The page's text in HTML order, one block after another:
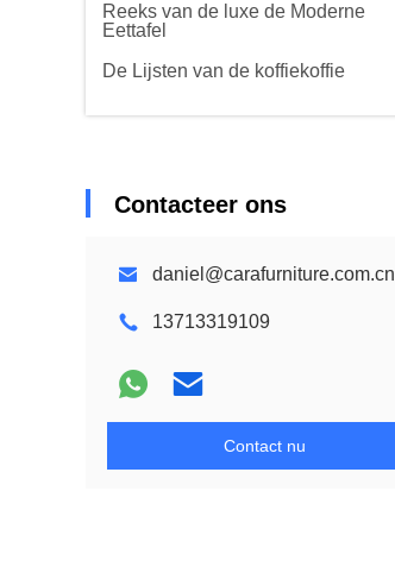
Reeks van de luxe de Moderne
Eettafel
De Lijsten van de koffiekoffie
Contacteer ons
daniel@carafurniture.com.cn
13713319109
Contact nu